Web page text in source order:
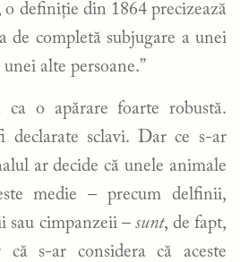
definiție din 1864 precizează
de completă subjugare a unei
alte persoane.”
o apărare foarte robustă.
sclavi. Dar ce s-ar
ar decide că unele animale
medie – precum delfinii,
sau cimpanzeii –sunt, de fapt,
că s-ar considera că aceste